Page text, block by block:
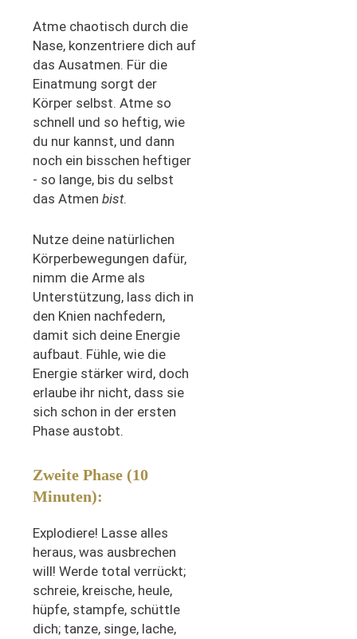
Atme chaotisch durch die
Nase, konzentriere dich auf
das Ausatmen. Für die
Einatmung sorgt der
Körper selbst. Atme so
schnell und so heftig, wie
du nur kannst, und dann
noch ein bisschen heftiger
- so lange, bis du selbst
das Atmen bist.
Nutze deine natürlichen
Körperbewegungen dafür,
nimm die Arme als
Unterstützung, lass dich in
den Knien nachfedern,
damit sich deine Energie
aufbaut. Fühle, wie die
Energie stärker wird, doch
erlaube ihr nicht, dass sie
sich schon in der ersten
Phase austobt.
Zweite Phase (10
Minuten):
Explodiere! Lasse alles
heraus, was ausbrechen
will! Werde total verrückt;
schreie, kreische, heule,
hüpfe, stampfe, schüttle
dich; tanze, singe, lache,